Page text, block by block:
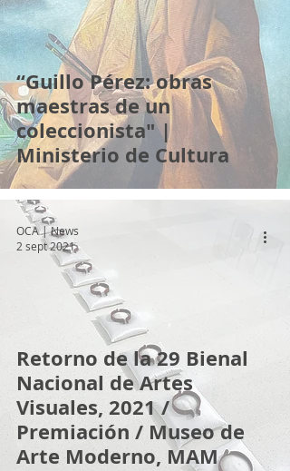
“Guillo Pérez: obras
maestras de un
coleccionista" |
Ministerio de Cultura
Retorno de la 29 Bienal
Nacional de Artes
Visuales, 2021 /
Premiación / Museo de
Arte Moderno, MAM
OCA | News
2 sept 2021